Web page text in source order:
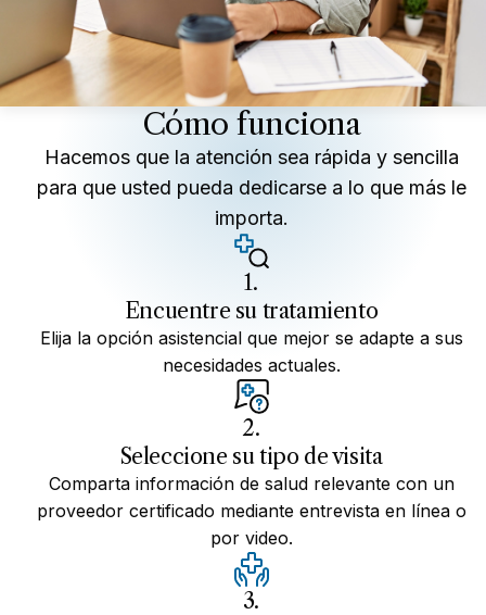
Cómo funciona
Hacemos que la atención sea rápida y sencilla
para que usted pueda dedicarse a lo que más le
importa.
1.
Encuentre su tratamiento
Elija la opción asistencial que mejor se adapte a sus
necesidades actuales.
2.
Seleccione su tipo de visita
Comparta información de salud relevante con un
proveedor certificado mediante entrevista en línea o
por video.
3.